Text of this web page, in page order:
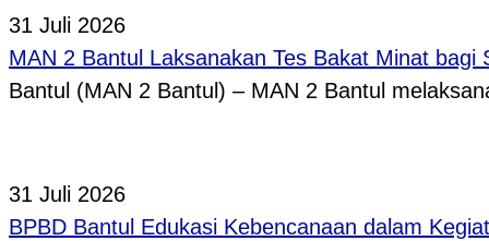
31 Juli 2026
MAN 2 Bantul Laksanakan Tes Bakat Minat bagi
Bantul (MAN 2 Bantul) – MAN 2 Bantul
31 Juli 2026
BPBD Bantul Edukasi Kebencanaan dalam